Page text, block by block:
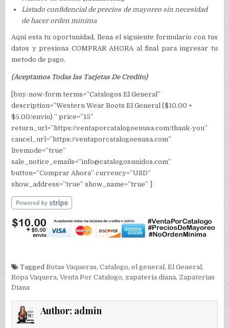
Listado confidencial de precios de mayoreo sin necesidad
de hacer orden minima
Aqui esta tu oportunidad, llena el siguiente formulario con tus
datos y presiona COMPRAR AHORA al final para ingresar tu
metodo de pago.
(Aceptamos Todas las Tarjetas De Credito)
[buy-now-form terms=”Catalogos El General”
description=”Western Wear Boots El General ($10.00 +
$5.00/envio) ” price=”15″
return_url=”https://ventaporcatalogoenusa.com/thank-you”
cancel_url=”https://ventaporcatalogoenusa.com”
livemode=”true”
sale_notice_emails=”info@catalogosunidos.com”
button=”Comprar Ahora” currency=”USD”
show_address=”true” show_name=”true” ]
TaggedBotas Vaqueras,Catalogo,el general,El General,
Ropa Vaquera,Venta Por Catalogo, zapateria diana, Zapaterias
Diana
Author: admin